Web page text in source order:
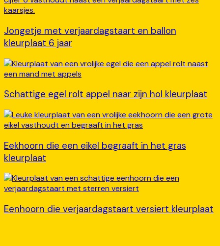
Jongetje met verjaardagstaart en ballon
kleurplaat 6 jaar
Schattige egel rolt appel naar zijn hol kleurplaat
Eekhoorn die een eikel begraaft in het gras
kleurplaat
Eenhoorn die verjaardagstaart versiert kleurplaat